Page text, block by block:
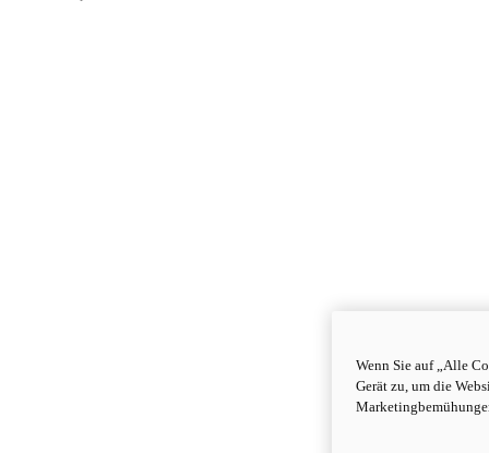
Wenn Sie auf „Alle
Gerät zu, um die